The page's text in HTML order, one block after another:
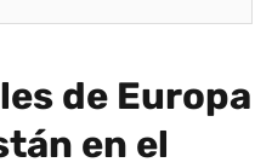
de Europa
en el